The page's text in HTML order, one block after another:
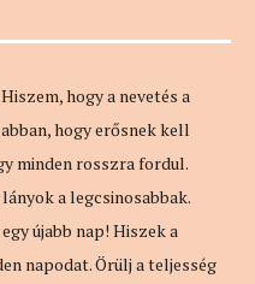
hogy a nevetés a
hogy erősnek kell
minden rosszra fordul.
a legcsinosabbak.
újabb nap! Hiszek a
napodat. Örülj a teljesség